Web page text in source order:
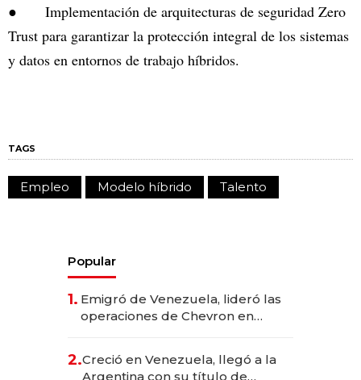
● Implementación de arquitecturas de seguridad Zero
Trust para garantizar la protección integral de los sistemas
y datos en entornos de trabajo híbridos.
TAGS
Empleo Modelo híbrido Talento
Popular
1. Emigró de Venezuela, lideró las
operaciones de Chevron en
2.Creció en Venezuela, llegó a la
Argentina con su título de